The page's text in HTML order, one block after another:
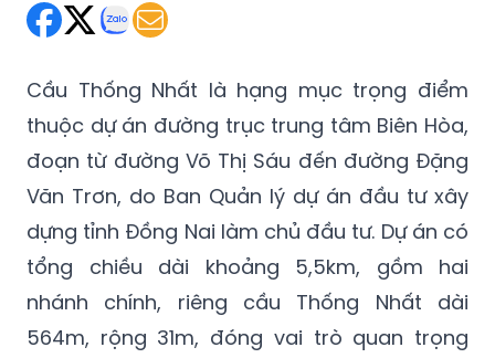
Cầu Thống Nhất là hạng mục trọng điểm
thuộc dự án đường trục trung tâm Biên Hòa,
đoạn từ đường Võ Thị Sáu đến đường Đặng
Văn Trơn, do Ban Quản lý dự án đầu tư xây
dựng tỉnh Đồng Nai làm chủ đầu tư. Dự án có
tổng chiều dài khoảng 5,5km, gồm hai
nhánh chính, riêng cầu Thống Nhất dài
564m, rộng 31m, đóng vai trò quan trọng